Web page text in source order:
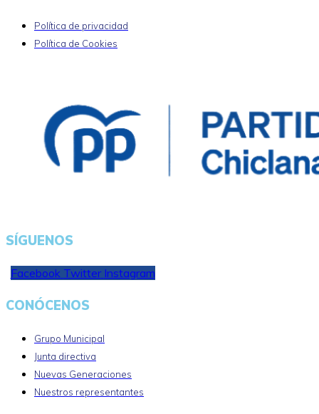
Política de privacidad
Política de Cookies
SÍGUENOS
Facebook Twitter Instagram
CONÓCENOS
Grupo Municipal
Junta directiva
Nuevas Generaciones
Nuestros representantes